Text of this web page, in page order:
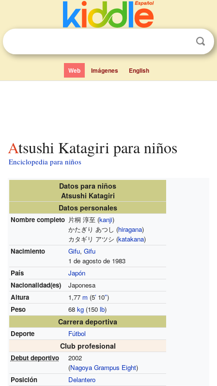
Web Imágenes English
Atsushi Katagiri para niños
Enciclopedia para niños
Datos para niños
Atsushi Katagiri
Datos personales
Nombre completo 片桐 淳至 (kanji)
かたぎり あつし (hiragana)
カタギリ アツシ (katakana)
Nacimiento
Gifu, Gifu
1 de agosto de 1983
País
Japón
Nacionalidad(es)
Japonesa
Altura
1,77 m (5′10″)
Peso
68 kg(150 lb)
Carrera deportiva
Deporte Fútbol
Club profesional
Debut deportivo
2002
(Nagoya Grampus Eight)
Posición
Delantero